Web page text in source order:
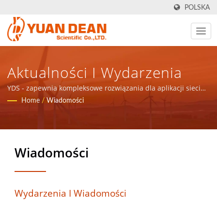
POLSKA
Aktualności I Wydarzenia
YDS - zapewnia kompleksowe rozwiązania dla aplikacji sieci
komunikacyjnych, komponentów magnetycznych i produktów
Home / Wiadomości
Wiadomości
Wydarzenia I Wiadomości